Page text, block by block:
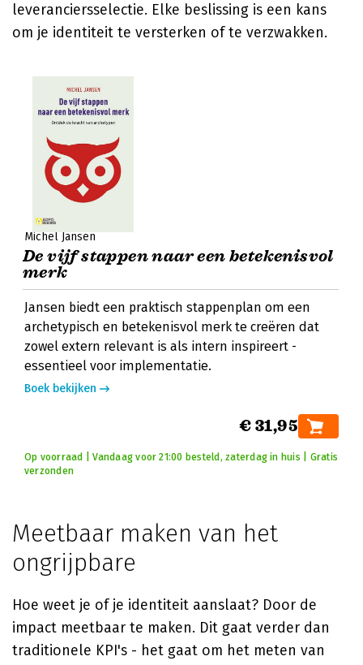
leveranciersselectie. Elke beslissing is een kans
om je identiteit te versterken of te verzwakken.
Michel Jansen
De vijf stappen naar een betekenisvol
merk
Jansen biedt een praktisch stappenplan om een
archetypisch en betekenisvol merk te creëren dat
zowel extern relevant is als intern inspireert -
essentieel voor implementatie.
Boek bekijken
€ 31,95
Op voorraad | Vandaag voor 21:00 besteld, zaterdag in huis | Gratis
verzonden
Meetbaar maken van het
ongrijpbare
Hoe weet je of je identiteit aanslaat? Door de
impact meetbaar te maken. Dit gaat verder dan
traditionele KPI's - het gaat om het meten van